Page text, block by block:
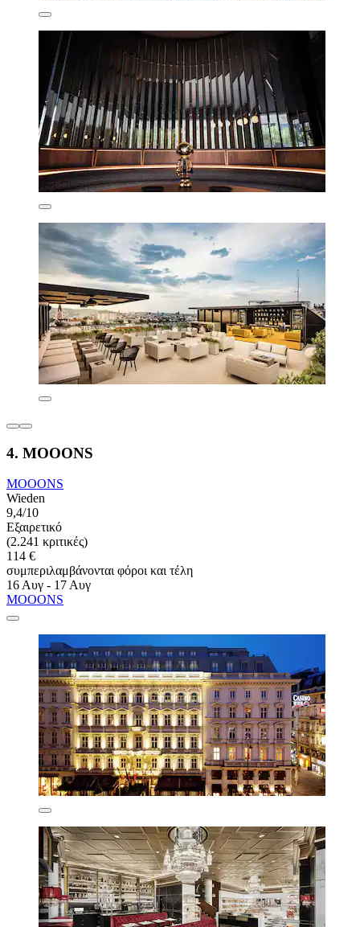
4. MOOONS
MOOONS
Wieden
9,4/10
Εξαιρετικό
(2.241 κριτικές)
114 €
συμπεριλαμβάνονται φόροι και τέλη
16 Αυγ - 17 Αυγ
MOOONS